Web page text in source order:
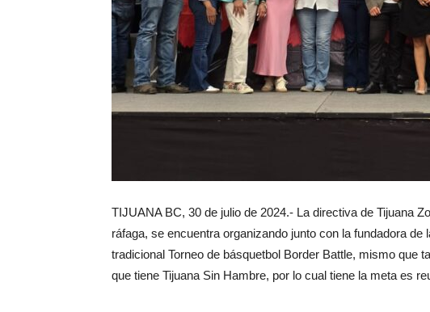
TIJUANA BC, 30 de julio de 2024.- La directiva de Tijuana
ráfaga, se encuentra organizando junto con la fundadora de
tradicional Torneo de básquetbol Border Battle, mismo que
que tiene Tijuana Sin Hambre, por lo cual tiene la meta es